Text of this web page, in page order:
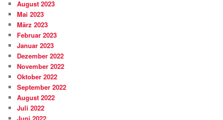
August 2023
Mai 2023
März 2023
Februar 2023
Januar 2023
Dezember 2022
November 2022
Oktober 2022
September 2022
August 2022
Juli 2022